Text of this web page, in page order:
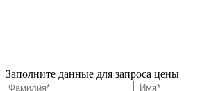
Заполните данные для запроса цены